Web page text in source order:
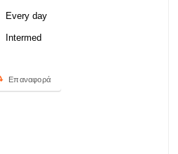
Every day
Intermed
Επαναφορά